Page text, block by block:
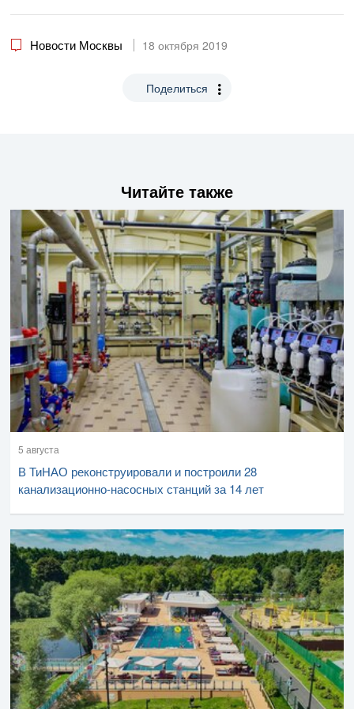
Новости Москвы 18 октября 2019
Поделиться
Читайте также
5 августа
В ТиНАО реконструировали и построили 28
канализационно-насосных станций за 14 лет